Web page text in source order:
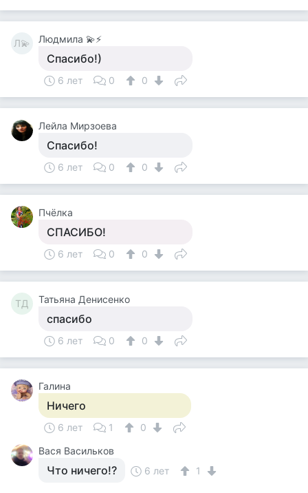
Л💫 Людмила 💫⚡
Спасибо!)
6 лет 0 0
Лейла Мирзоева
Спасибо!
6 лет 0 0
Пчёлка
СПАСИБО!
6 лет 0 0
ТД Татьяна Денисенко
спасибо
6 лет 0 0
Галина
Ничего
6 лет 1
0
Вася Васильков
Что ничего!? 6 лет 1